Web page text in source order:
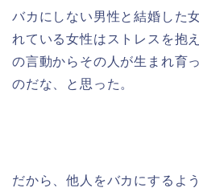
バカにしない男性と結婚した
れている女性はストレスを抱
の言動からその人が生まれ育
のだな、と思った。
だから、他人をバカにするよ